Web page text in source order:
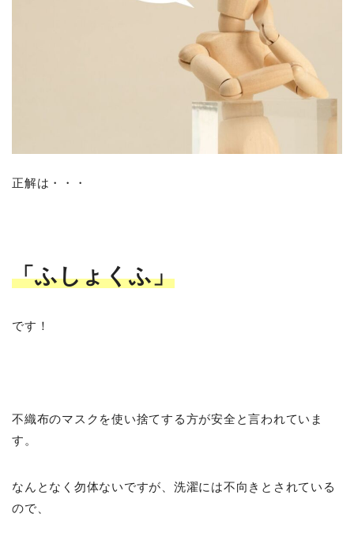
正解は・・・
「ふしょくふ」
です！
不織布のマスクを使い捨てする方が安全と言われていま
す。
なんとなく勿体ないですが、洗濯には不向きとされている
ので、